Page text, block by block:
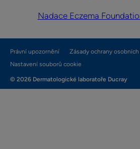
Nadace Eczema
Právní upozornění
Zásady ochrany osobních
Nastavení souborů cookie
© 2026 Dermatologické laboratoře Ducray